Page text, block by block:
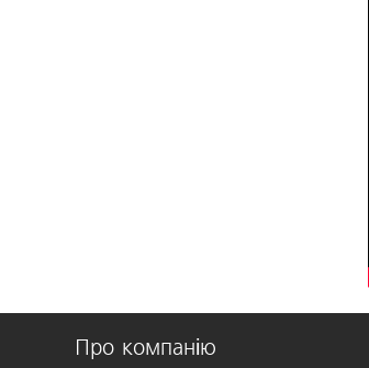
Про компанію